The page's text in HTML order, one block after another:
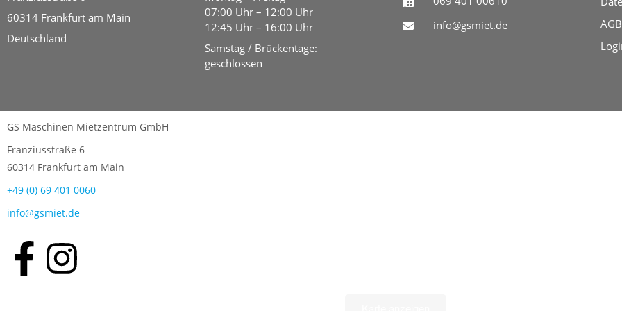
60314 Frankfurt am Main
Deutschland
07:00 Uhr – 12:00 Uhr
12:45 Uhr – 16:00 Uhr
Samstag / Brückentage:
geschlossen
info@gsmiet.de
AGB
GS Maschinen Mietzentrum GmbH
Franziusstraße 6
60314 Frankfurt am Main
+49 (0) 69 401 0060
info@gsmiet.de